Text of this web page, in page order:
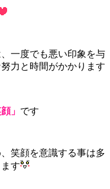
一度でも悪い印象を与
力と時間がかかります
」 です
笑顔を意識する事は多
す